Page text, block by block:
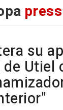
press
su
de Utiel